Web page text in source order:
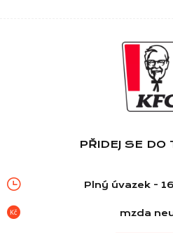
PŘIDEJ SE DO
Plný úvazek -
mzda